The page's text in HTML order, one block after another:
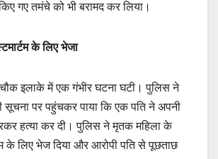
गए तमंचे को भी बरामद कर लिया।
के लिए भेजा
इलाके में एक गंभीर घटना घटी। पुलिस ने
सूचना पर पहुंचकर पाया कि एक पति ने अपनी
हत्या कर दी। पुलिस ने मृतक महिला के
के लिए भेज दिया और आरोपी पति से पूछताछ